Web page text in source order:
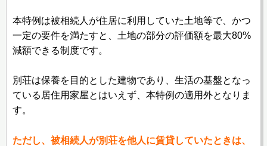
本特例は被相続人が住居に利用していた土地等で、かつ
一定の要件を満たすと、土地の部分の評価額を最大80%
減額できる制度です。
別荘は保養を目的とした建物であり、生活の基盤となっ
ている居住用家屋とはいえず、本特例の適用外となりま
す。
ただし、被相続人が別荘を他人に賃貸していたときは、